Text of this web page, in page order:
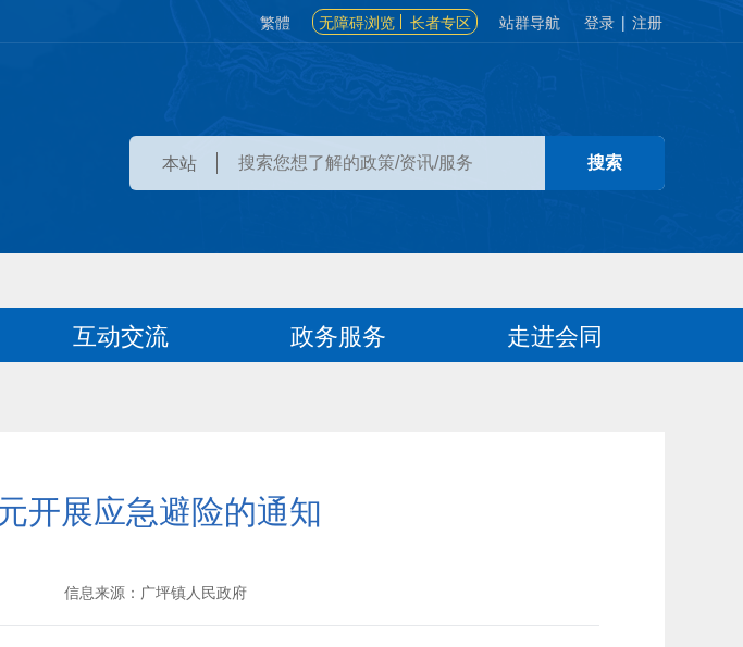
繁體 无障碍浏览 长者专区 站群导航 登录 | 注册
本站
互动交流 政务服务 走进会同
开展应急避险的通知
信息来源：广坪镇人民政府